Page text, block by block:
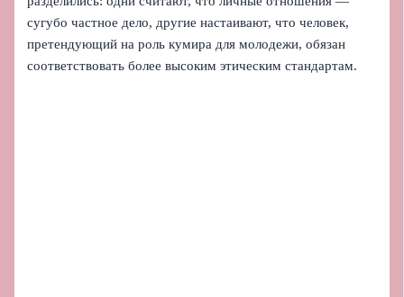
сугубо частное дело, другие настаивают, что человек,
претендующий на роль кумира для молодежи, обязан
соответствовать более высоким этическим стандартам.